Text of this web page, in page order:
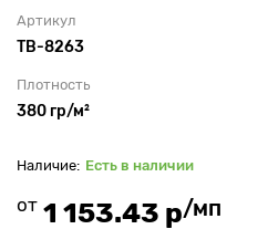
Артикул
TB-8263
Плотность
380 гр/м²
Есть в наличии
от 1 153.43 р/мп